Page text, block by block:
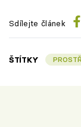
Sdílejte článek
ŠTÍTKY